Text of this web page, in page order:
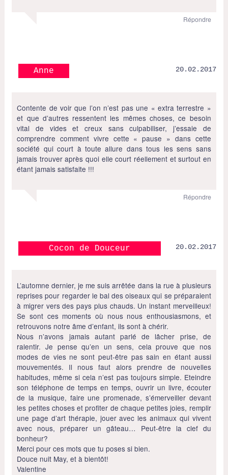
Répondre
Anne 20.02.2017
Contente de voir que l’on n’est pas une « extra terrestre »
et que d’autres ressentent les mêmes choses, ce besoin
vital de vides et creux sans culpabiliser, j’essaie de
comprendre comment vivre cette « pause » dans cette
société qui court à toute allure dans tous les sens sans
jamais trouver après quoi elle court réellement et surtout en
étant jamais satisfaite !!!
Répondre
Cocon de Douceur 20.02.2017
L’automne dernier, je me suis arrêtée dans la rue à plusieurs
reprises pour regarder le bal des oiseaux qui se préparaient
à migrer vers des pays plus chauds. Un instant merveilleux!
Se sont ces moments où nous nous enthousiasmons, et
retrouvons notre âme d’enfant, ils sont à chérir.
Nous n’avons jamais autant parlé de lâcher prise, de
ralentir. Je pense qu’en un sens, cela prouve que nos
modes de vies ne sont peut-être pas sain en étant aussi
mouvementés. Il nous faut alors prendre de nouvelles
habitudes, même si cela n’est pas toujours simple. Eteindre
son téléphone de temps en temps, ouvrir un livre, écouter
de la musique, faire une promenade, s’émerveiller devant
les petites choses et profiter de chaque petites joies, remplir
une page d’art thérapie, jouer avec les animaux qui vivent
avec nous, préparer un gâteau… Peut-être la clef du
bonheur?
Merci pour ces mots que tu poses si bien.
Douce nuit May, et à bientôt!
Valentine